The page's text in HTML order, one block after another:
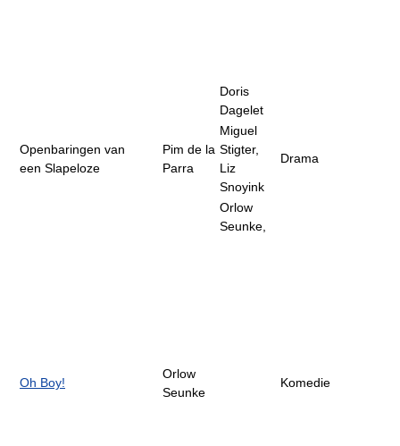
Doris
Dagelet
Openbaringen van
een Slapeloze
Pim de la
Parra
Miguel
Stigter,
Liz
Snoyink
Drama
Oh Boy!
Orlow
Seunke
Orlow
Seunke,
Komedie